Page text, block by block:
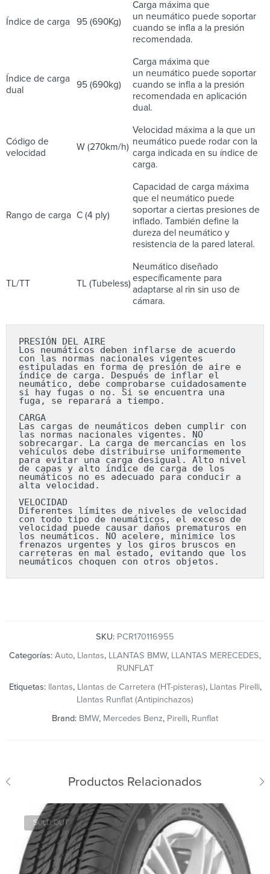
Índice de carga 95 (690Kg)
Carga máxima que
un neumático puede soportar
cuando se infla a la presión
recomendada.
Índice de carga
dual
95 (690kg)
Carga máxima que
un neumático puede soportar
cuando se infla a la presión
recomendada en aplicación
dual.
Código de
velocidad
W (270km/h)
Velocidad máxima a la que un
neumático puede rodar con la
carga indicada en su índice de
carga.
Rango de carga C (4 ply)
Capacidad de carga máxima
que el neumático puede
soportar a ciertas presiones de
inflado. También define la
dureza del neumático y
resistencia de la pared lateral.
TL/TT TL (Tubeless)
Neumático diseñado
específicamente para
adaptarse al rin sin uso de
cámara.
PRESIÓN DEL AIRE
Los neumáticos deben inflarse de acuerdo
con las normas nacionales vigentes
estipuladas en forma de presión de aire e
índice de carga. Después de inflar el
neumático, debe comprobarse cuidadosamente
si hay fugas o no. Si se encuentra una
fuga, se reparará a tiempo.
CARGA
Las cargas de neumáticos deben cumplir con
las normas nacionales vigentes. NO
sobrecargar. La carga de mercancías en los
vehículos debe distribuirse uniformemente
para evitar una carga desigual. Alto nivel
de capas y alto índice de carga de los
neumáticos no es adecuado para conducir a
alta velocidad.
VELOCIDAD
Diferentes límites de niveles de velocidad
con todo tipo de neumáticos, el exceso de
velocidad puede causar daños prematuros en
los neumáticos. NO acelere, minimice los
frenazos urgentes y los giros bruscos en
carreteras en mal estado, evitando que los
neumáticos choquen con otros objetos.
SKU: PCR170116955
Categorías: Auto, Llantas, LLANTAS BMW, LLANTAS MERECEDES,
RUNFLAT
Etiquetas: llantas, Llantas de Carretera (HT-pisteras), Llantas Pirelli,
Llantas Runflat (Antipinchazos)
Brand: BMW, Mercedes Benz, Pirelli, Runflat
Productos Relacionados
SOLD OUT